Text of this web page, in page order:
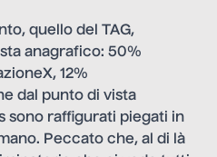
quello del TAG,
anagrafico: 50%
12%
dal punto di vista
sono raffigurati piegati in
Peccato che, al di là